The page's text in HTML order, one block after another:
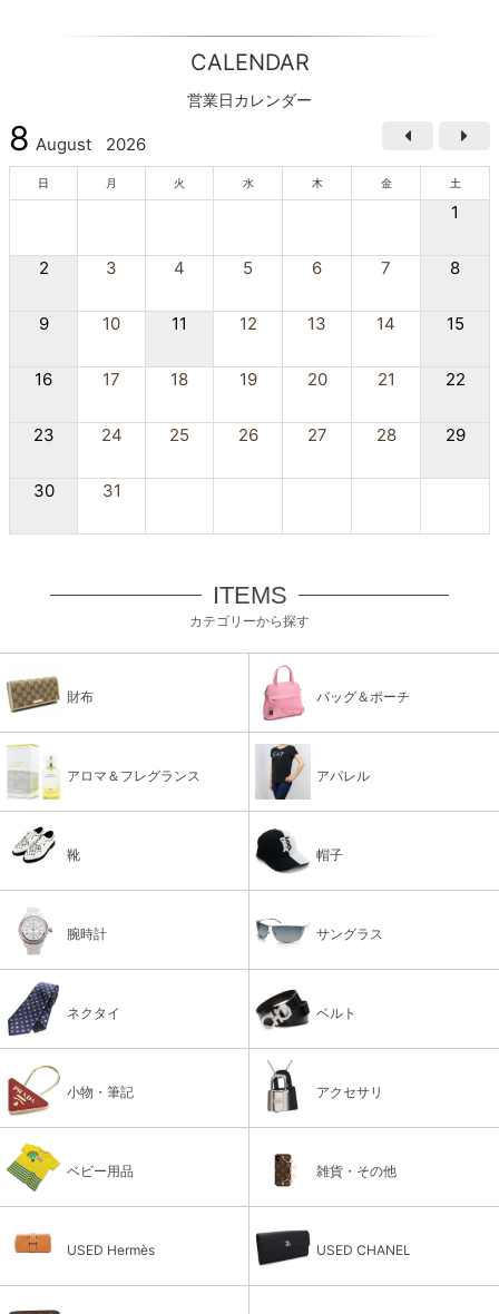
CALENDAR
営業日カレンダー
8 August 2026
日 月 火 水 木 金 土
1
2 3 4 5 6 7 8
9 10 11 12 13 14 15
16 17 18 19 20 21 22
23 24 25 26 27 28 29
30 31
ITEMS
カテゴリーから探す
財布 バッグ＆ポーチ
アロマ＆フレグランス アパレル
靴 帽子
腕時計 サングラス
ネクタイ ベルト
小物・筆記 アクセサリ
ベビー用品 雑貨・その他
USED Hermès USED CHANEL